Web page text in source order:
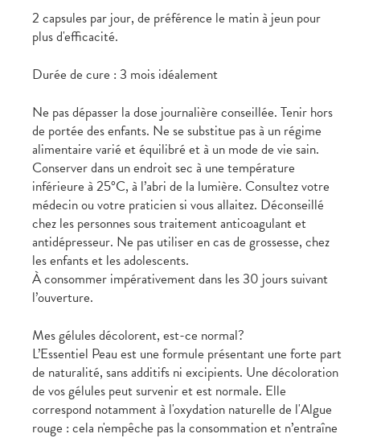
2 capsules par jour, de préférence le matin à jeun pour
plus d'efficacité.
Durée de cure : 3 mois idéalement
Ne pas dépasser la dose journalière conseillée. Tenir hors
de portée des enfants. Ne se substitue pas à un régime
alimentaire varié et équilibré et à un mode de vie sain.
Conserver dans un endroit sec à une température
inférieure à 25°C, à l’abri de la lumière. Consultez votre
médecin ou votre praticien si vous allaitez. Déconseillé
chez les personnes sous traitement anticoagulant et
antidépresseur. Ne pas utiliser en cas de grossesse, chez
les enfants et les adolescents.
À consommer impérativement dans les 30 jours suivant
l’ouverture.
Mes gélules décolorent, est-ce normal?
L’Essentiel Peau est une formule présentant une forte part
de naturalité, sans additifs ni excipients. Une décoloration
de vos gélules peut survenir et est normale. Elle
correspond notamment à l'oxydation naturelle de l'Algue
rouge : cela n'empêche pas la consommation et n’entraîne